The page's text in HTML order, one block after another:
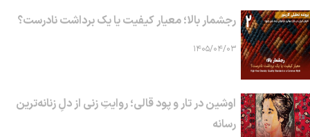
رجشمار بالا؛ معیار کیفیت یا یک برداشت نادرست؟
۱۴۰۵/۰۴/۰۳
اوشین در تار و پود قالی؛ روایتِ زنی از دلِ زنانه‌ترین
رسانه